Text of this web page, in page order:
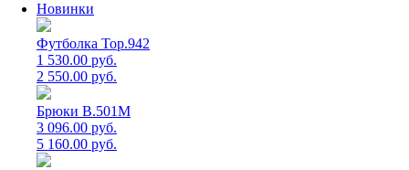
Новинки
Футболка Top.942
1 530.00 руб.
2 550.00 руб.
Брюки B.501M
3 096.00 руб.
5 160.00 руб.